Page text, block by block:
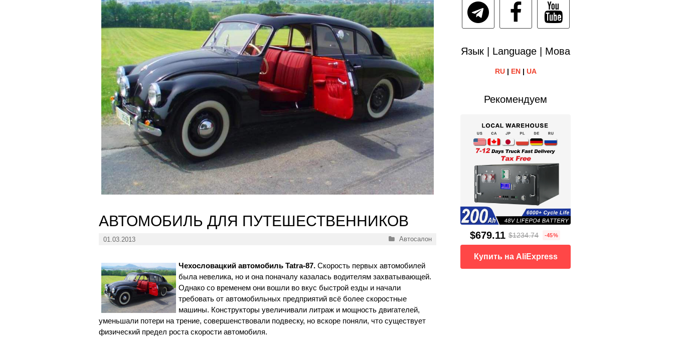
АВТОМОБИЛЬ ДЛЯ ПУТЕШЕСТВЕННИКОВ
01.03.2013 Рубрики
Автосалон
Чехословацкий автомобиль Tatra-87. Скорость первых автомобилей
была невелика, но и она поначалу казалась водителям захватывающей.
Однако со временем они вошли во вкус быстрой езды и начали
требовать от автомобильных предприятий всё более скоростные
машины. Конструкторы увеличивали литраж и мощность двигателей,
уменьшали потери на трение, совершенствовали подвеску, но вскоре поняли, что существует
физический предел роста скорости автомобиля.
Язык | Language | Мова
RU| EN| UA
Рекомендуем
$679.11 $1234.74 -45%
Купить на AliExpress